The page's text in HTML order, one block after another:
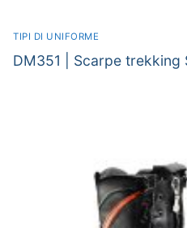
TIPI DI UNIFORME
DM351 | Scarpe trekking